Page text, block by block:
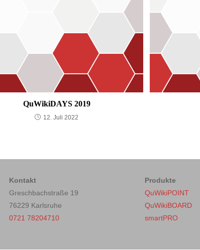
QuWikiDAYS 2019
12. Juli 2022
Kontakt
Greschbachstraße 19
76229 Karlsruhe
0721 78204710
Produkte
QuWikiPOINT
QuWikiBOARD
smartPRO